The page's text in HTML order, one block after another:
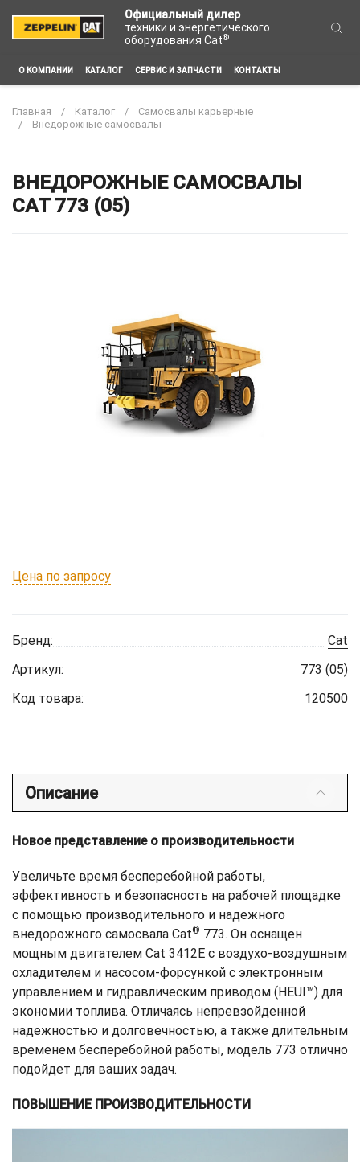
Официальный дилер
техники и энергетического
оборудования Cat®
О КОМПАНИИ КАТАЛОГ СЕРВИС И ЗАПЧАСТИ КОНТАКТЫ
Главная Каталог
Самосвалы карьерные
Внедорожные самосвалы
ВНЕДОРОЖНЫЕ САМОСВАЛЫ
CAT 773 (05)
Цена по запросу
Бренд:
Cat
Артикул:
773 (05)
Код товара:
120500
Описание
Новое представление о производительности
Увеличьте время бесперебойной работы,
эффективность и безопасность на рабочей площадке
с помощью производительного и надежного
внедорожного самосвала Cat® 773. Он оснащен
мощным двигателем Cat 3412E с воздухо-воздушным
охладителем и насосом-форсункой с электронным
управлением и гидравлическим приводом (HEUI™) для
экономии топлива. Отличаясь непревзойденной
надежностью и долговечностью, а также длительным
временем бесперебойной работы, модель 773 отлично
подойдет для ваших задач.
ПОВЫШЕНИЕ ПРОИЗВОДИТЕЛЬНОСТИ